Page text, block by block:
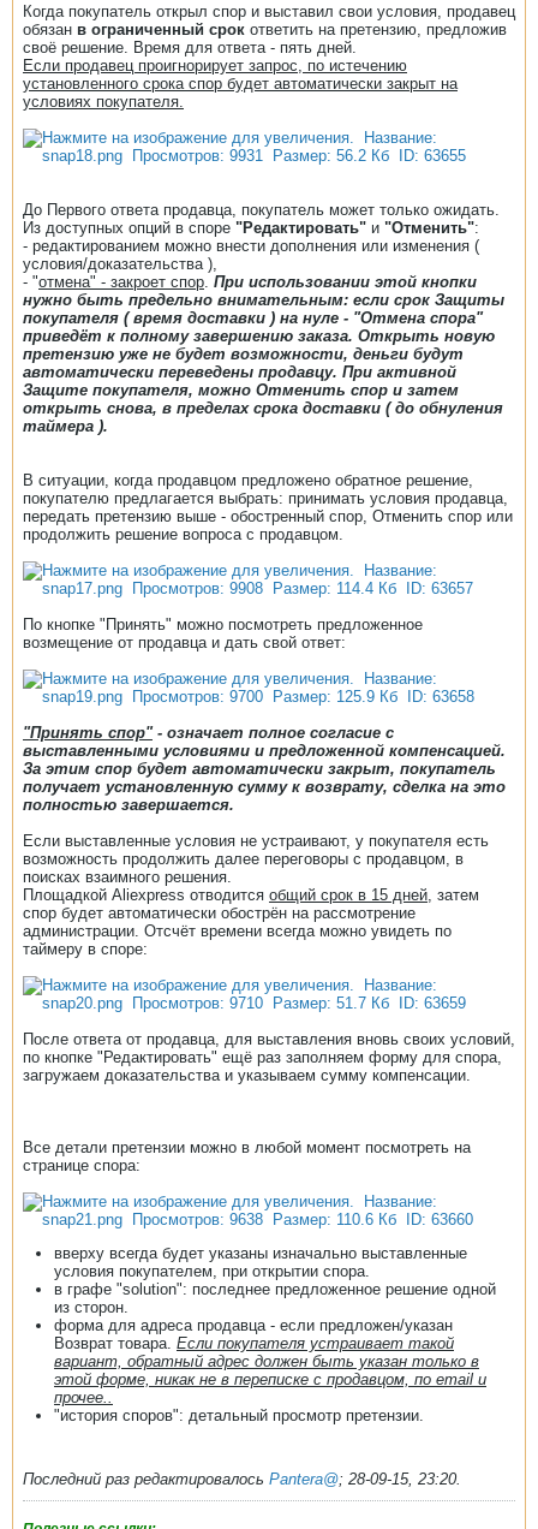
Когда покупатель открыл спор и выставил свои условия, продавец
обязан в ограниченный срок ответить на претензию, предложив
своё решение. Время для ответа - пять дней.
Если продавец проигнорирует запрос, по истечению
установленного срока спор будет автоматически закрыт на
условиях покупателя.
До Первого ответа продавца, покупатель может только ожидать.
Из доступных опций в споре "Редактировать" и "Отменить":
- редактированием можно внести дополнения или изменения (
условия/доказательства ),
- "отмена" - закроет спор При использовании этой кнопки
нужно быть предельно внимательным: если срок Защиты
покупателя ( время доставки ) на нуле - "Отмена спора"
приведёт к полному завершению заказа. Открыть новую
претензию уже не будет возможности, деньги будут
автоматически переведены продавцу. При активной
Защите покупателя, можно Отменить спор и затем
открыть снова, в пределах срока доставки ( до обнуления
таймера ).
В ситуации, когда продавцом предложено обратное решение,
покупателю предлагается выбрать: принимать условия продавца,
передать претензию выше - обостренный спор, Отменить спор или
продолжить решение вопроса с продавцом.
По кнопке "Принять" можно посмотреть предложенное
возмещение от продавца и дать свой ответ:
"Принять спор"- означает полное согласие с
выставленными условиями и предложенной компенсацией.
За этим спор будет автоматически закрыт, покупатель
получает установленную сумму к возврату, сделка на это
полностью завершается.
Если выставленные условия не устраивают, у покупателя есть
возможность продолжить далее переговоры с продавцом, в
поисках взаимного решения.
Площадкой Aliexpress отводится общий срок в 15 дней , затем
спор будет автоматически обострён на рассмотрение
администрации. Отсчёт времени всегда можно увидеть по
таймеру в споре:
После ответа от продавца, для выставления вновь своих условий,
по кнопке "Редактировать" ещё раз заполняем форму для спора,
загружаем доказательства и указываем сумму компенсации.
Все детали претензии можно в любой момент посмотреть на
странице спора:
вверху всегда будет указаны изначально выставленные
условия покупателем, при открытии спора.
в графе "solution": последнее предложенное решение одной
из сторон.
форма для адреса продавца - если предложен/указан
Возврат товара. Если покупателя устраивает такой
вариант, обратный адрес должен быть указан только в
этой форме, никак не в переписке с продавцом, по email и
прочее..
"история споров": детальный просмотр претензии.
Последний раз редактировалось Pantera@; 28-09-15, 23:20